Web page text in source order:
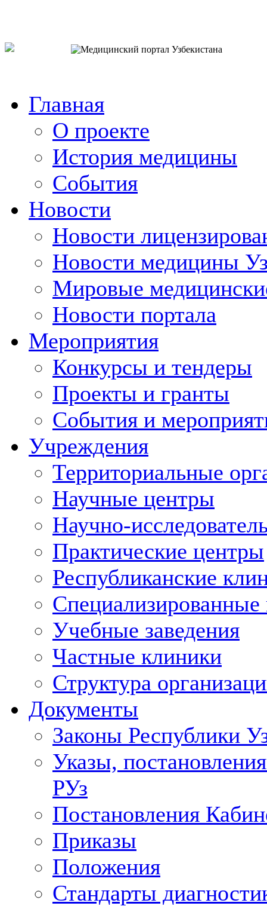
Главная
О проекте
История медицины
События
Новости
Новости
Новости медицины
Мировые
Новости портала
Мероприятия
Конкурсы и тендеры
Проекты и гранты
События и
Учреждения
Территориальные
Научные центры
Научно-
Практические центры
Республиканские
Учебные заведения
Частные клиники
Структура
Документы
Законы Республики
Указы,
РУз
Постановления
Приказы
Положения
Стандарты